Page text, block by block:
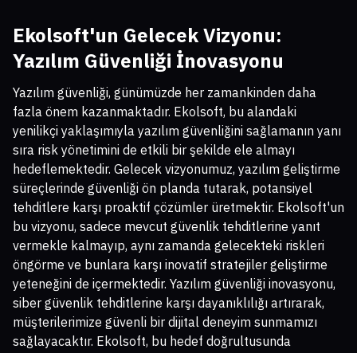
Ekolsoft'un Gelecek Vizyonu:
Yazılım Güvenliği İnovasyonu
Yazılım güvenliği, günümüzde her zamankinden daha
fazla önem kazanmaktadır. Ekolsoft, bu alandaki
yenilikçi yaklaşımıyla yazılım güvenliğini sağlamanın yanı
sıra risk yönetimini de etkili bir şekilde ele almayı
hedeflemektedir. Gelecek vizyonumuz, yazılım geliştirme
süreçlerinde güvenliği ön planda tutarak, potansiyel
tehditlere karşı proaktif çözümler üretmektir. Ekolsoft'un
bu vizyonu, sadece mevcut güvenlik tehditlerine yanıt
vermekle kalmayıp, aynı zamanda gelecekteki riskleri
öngörme ve bunlara karşı inovatif stratejiler geliştirme
yeteneğini de içermektedir. Yazılım güvenliği inovasyonu,
siber güvenlik tehditlerine karşı dayanıklılığı artırarak,
müşterilerimize güvenli bir dijital deneyim sunmamızı
sağlayacaktır. Ekolsoft, bu hedef doğrultusunda